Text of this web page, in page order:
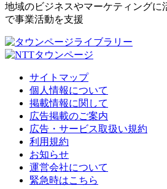
地域のビジネスやマーケティングに
で事業活動を支援
サイトマップ
個人情報について
掲載情報に関して
広告掲載のご案内
広告・サービス取扱い規約
利用規約
お知らせ
運営会社について
緊急時はこちら